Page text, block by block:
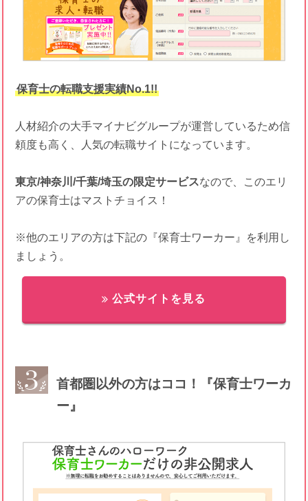
保育士の転職支援実績No.1!!
人材紹介の大手マイナビグループが運営しているため信
頼度も高く、人気の転職サイトになっています。
東京/神奈川/千葉/埼玉の限定サービスなので、このエリ
アの保育士はマストチョイス！
※他のエリアの方は下記の『保育士ワーカー』を利用し
ましょう。
公式サイトを見る
首都圏以外の方はココ！『保育士ワーカ
ー』